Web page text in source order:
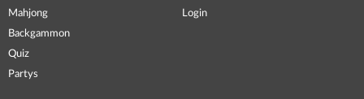
Mahjong
Backgammon
Quiz
Partys
Login